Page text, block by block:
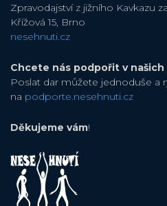
Zpravodajství z jižního Kavkazu
Křížová 15, Brno
nesehnuti.cz
Chcete nás podpořit v
Poslat dar můžete jednoduše a
na podporte.nesehnuti.cz
Děkujeme vám!